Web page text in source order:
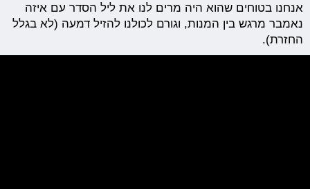
אנחנו בטוחים שהוא היה מרים לנו את ליל הסדר עם איזה
נאמבר מרגש בין המנות, וגורם לכולנו להזיל דמעה (לא בגלל
החזרת).